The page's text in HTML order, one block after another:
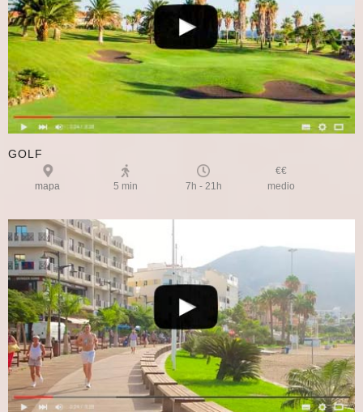
GOLF
€€
mapa
5 min 7h - 21h medio